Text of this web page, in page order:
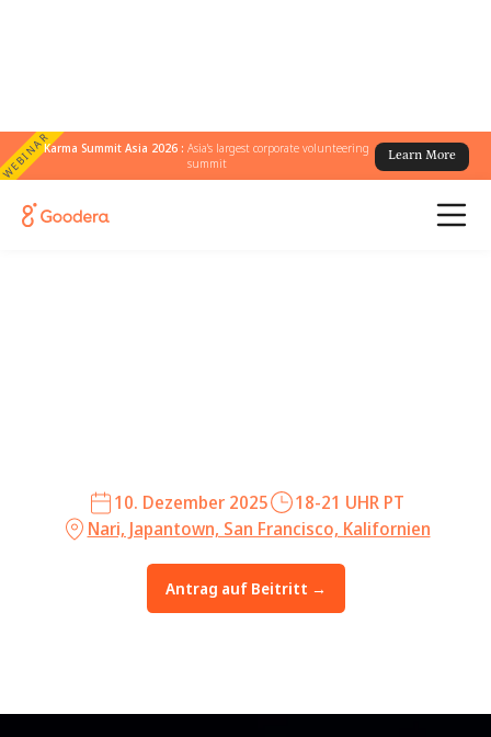
WEBINARKarma Summit Asia 2026 :Asia's largest corporate volunteering
summit
Learn More
10. Dezember 2025
18-21 UHR PT
Nari, Japantown, San Francisco, Kalifornien
Antrag auf Beitritt →